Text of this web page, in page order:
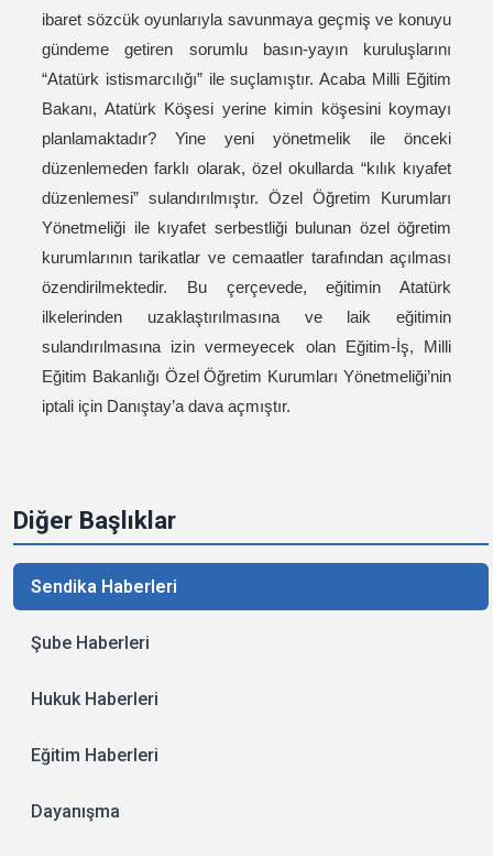
Diğer Başlıklar
Sendika Haberleri
Şube Haberleri
Hukuk Haberleri
Eğitim Haberleri
Dayanışma
ibaret sözcük oyunlarıyla savunmaya geçmiş ve konuyu
gündeme getiren sorumlu basın-yayın kuruluşlarını
“Atatürk istismarcılığı” ile suçlamıştır. Acaba Milli Eğitim
Bakanı, Atatürk Köşesi yerine kimin köşesini koymayı
planlamaktadır? Yine yeni yönetmelik ile önceki
düzenlemeden farklı olarak, özel okullarda “kılık kıyafet
düzenlemesi” sulandırılmıştır. Özel Öğretim Kurumları
Yönetmeliği ile kıyafet serbestliği bulunan özel öğretim
kurumlarının tarikatlar ve cemaatler tarafından açılması
özendirilmektedir. Bu çerçevede, eğitimin Atatürk
ilkelerinden uzaklaştırılmasına ve laik eğitimin
sulandırılmasına izin vermeyecek olan Eğitim-İş, Milli
Eğitim Bakanlığı Özel Öğretim Kurumları Yönetmeliği’nin
iptali için Danıştay’a dava açmıştır.